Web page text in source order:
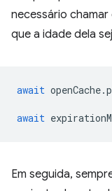
necessário
que a idade dela
await openCache.
await
Em seguida,